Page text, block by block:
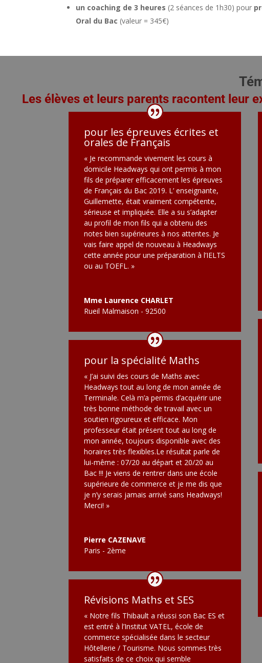
un coaching de 3 heures (2 séances de 1h30) pour
Oral du Bac (valeur = 345€)
Les élèves et leurs parents racontent leur
pour les épreuves écrites et
orales de Français
« Je recommande vivement les cours à
domicile Headways qui ont permis à mon
fils de préparer efficacement les épreuves
de Français du Bac 2019. L’ enseignante,
Guillemette, était vraiment compétente,
sérieuse et impliquée. Elle a su s’adapter
au profil de mon fils qui a obtenu des
notes bien supérieures à nos attentes. Je
vais faire appel de nouveau à Headways
cette année pour une préparation à l’IELTS
ou au TOEFL. »
Mme Laurence CHARLET
Rueil Malmaison - 92500
pour la spécialité Maths
« J’ai suivi des cours de Maths avec
Headways tout au long de mon année de
Terminale. Celà m’a permis d’acquérir une
très bonne méthode de travail avec un
soutien rigoureux et efficace. Mon
professeur était présent tout au long de
mon année, toujours disponible avec des
horaires très flexibles.Le résultat parle de
lui-même : 07/20 au départ et 20/20 au
Bac !!! Je viens de rentrer dans une école
supérieure de commerce et je me dis que
je n’y serais jamais arrivé sans Headways!
Merci! »
Pierre CAZENAVE
Paris - 2ème
Révisions Maths et SES
« Notre fils Thibault a réussi son Bac ES et
est entré à l’Institut VATEL, école de
commerce spécialisée dans le secteur
Hôtellerie / Tourisme. Nous sommes très
satisfaits de ce choix qui semble